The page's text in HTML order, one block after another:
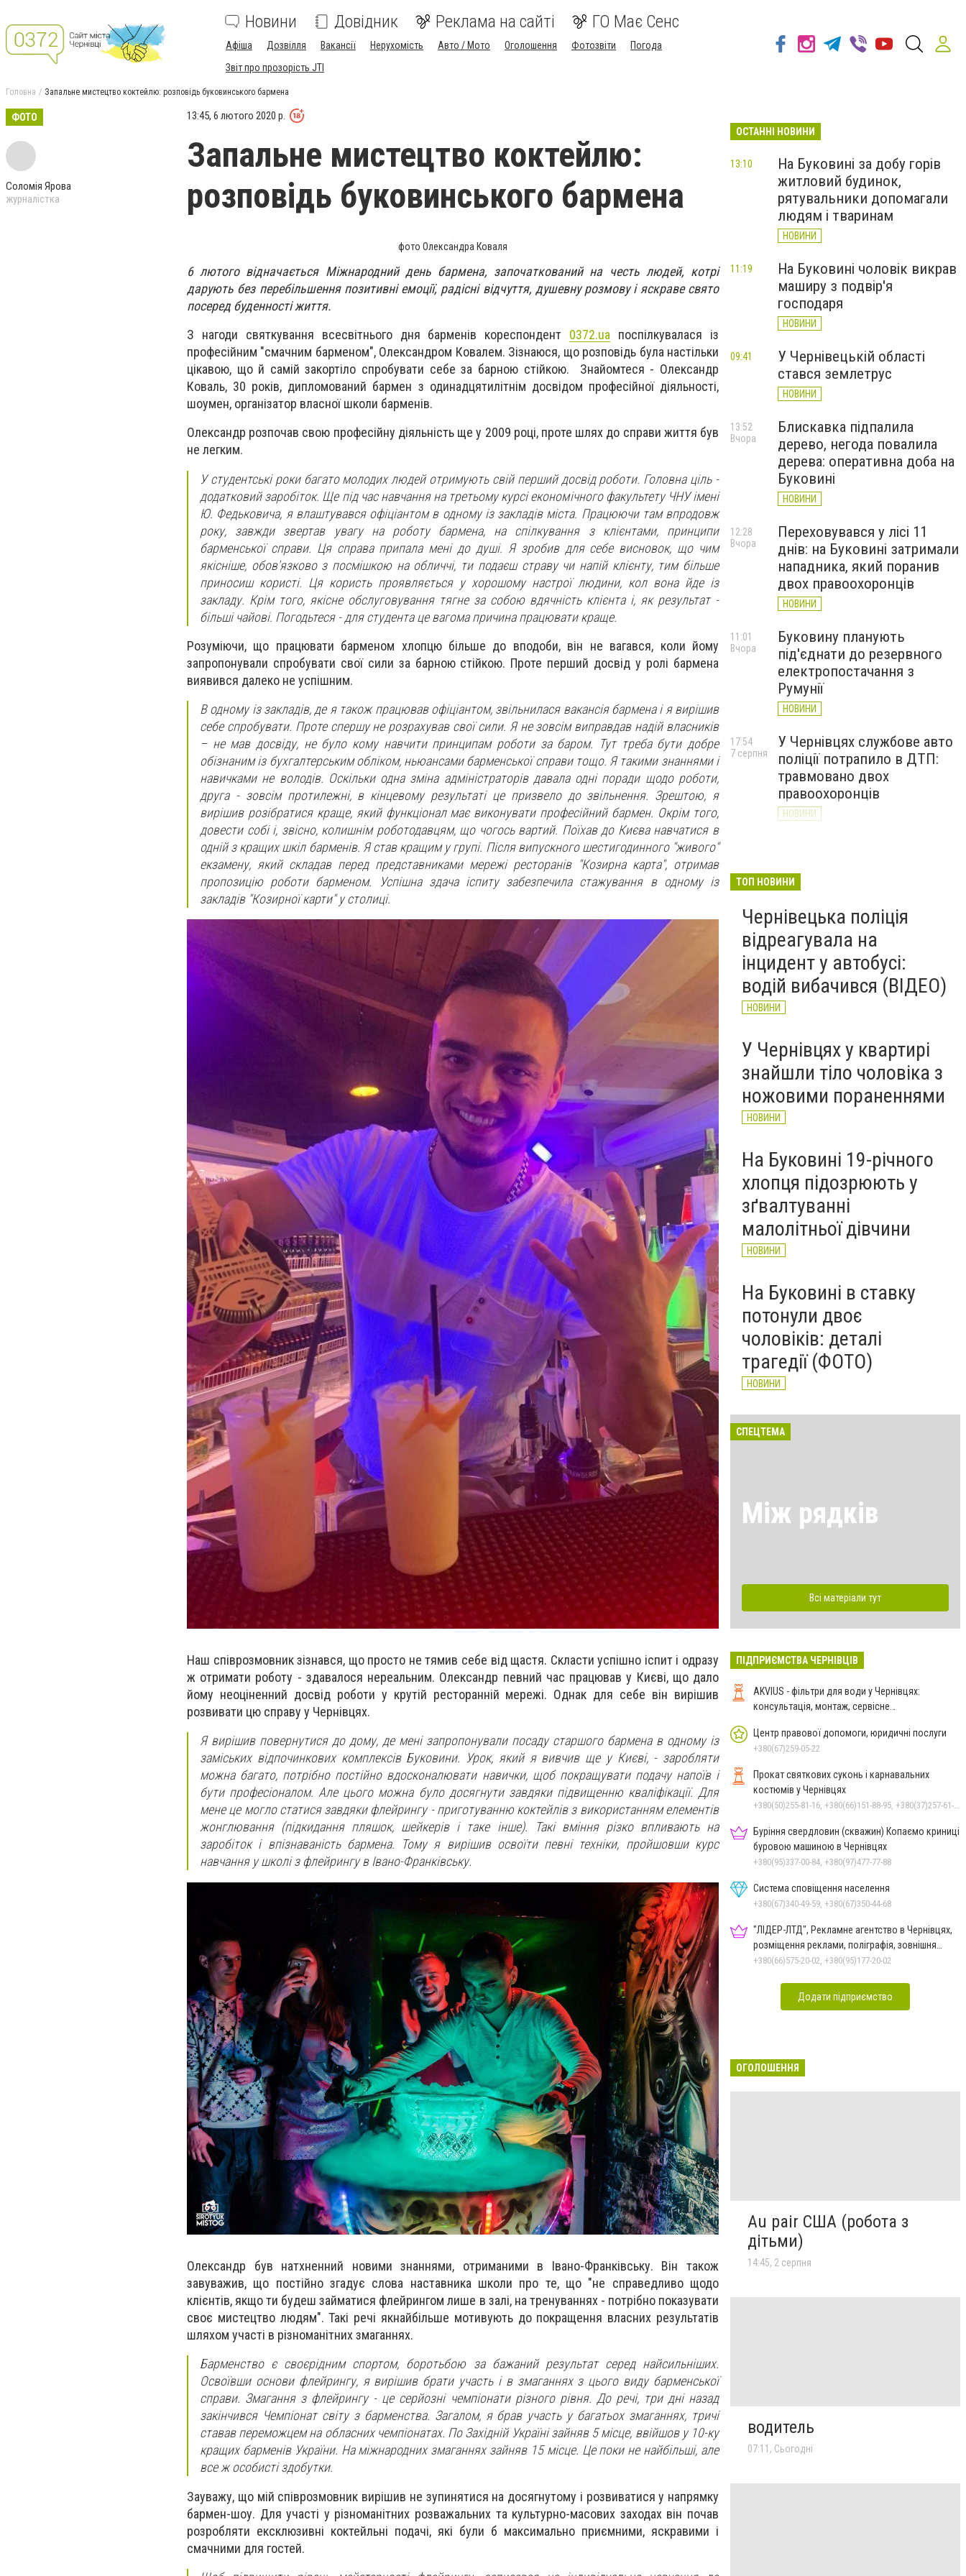
Новини Довідник Реклама на сайті ГО Має Сенс
Афіша Дозвілля Вакансії Нерухомість Авто / Мото Оголошення Фотозвіти
Погода
Звіт про прозорість JTI
Головна Запальне мистецтво коктейлю: розповідь буковинського бармена
ФОТО
Соломія Ярова
журналістка
13:45, 6 лютого 2020 р.
Запальне мистецтво коктейлю:
розповідь буковинського бармена
фото Олександра Коваля
6 лютого відначається Міжнародний день бармена, започаткований на честь людей, котрі
дарують без перебільшення позитивні емоції, радісні відчуття, душевну розмову і яскраве свято
посеред буденності життя.
З нагоди святкування всесвітнього дня барменів кореспондент 0372.ua поспілкувалася із
професійним "смачним барменом", Олександром Ковалем. Зізнаюся, що розповідь була настільки
цікавою, що й самій закортіло спробувати себе за барною стійкою. Знайомтеся - Олександр
Коваль, 30 років, дипломований бармен з одинадцятилітнім досвідом професійної діяльності,
шоумен, організатор власної школи барменів.
Олександр розпочав свою професійну діяльність ще у 2009 році, проте шлях до справи життя був
не легким.
У студентські роки багато молодих людей отримують свій перший досвід роботи. Головна ціль -
додатковий заробіток. Ще під час навчання на третьому курсі економічного факультету ЧНУ імені
Ю. Федьковича, я влаштувався офіціантом в одному із закладів міста. Працюючи там впродовж
року, завжди звертав увагу на роботу бармена, на спілкування з клієнтами, принципи
барменської справи. Ця справа припала мені до душі. Я зробив для себе висновок, що чим
якісніше, обов'язково з посмішкою на обличчі, ти подаєш страву чи напій клієнту, тим більше
приносиш користі. Ця користь проявляється у хорошому настрої людини, кол вона йде із
закладу. Крім того, якісне обслуговування тягне за собою вдячність клієнта і, як результат -
більші чайові. Погодьтеся - для студента це вагома причина працювати краще.
Розуміючи, що працювати барменом хлопцю більше до вподоби, він не вагався, коли йому
запропонували спробувати свої сили за барною стійкою. Проте перший досвід у ролі бармена
виявився далеко не успішним.
В одному із закладів, де я також працював офіціантом, звільнилася вакансія бармена і я вирішив
себе спробувати. Проте спершу не розрахував свої сили. Я не зовсім виправдав надій власників
– не мав досвіду, не було кому навчити принципам роботи за баром. Тут треба бути добре
обізнаним із бухгалтерським обліком, ньюансами барменської справи тощо. Я такими знаннями і
навичками не володів. Оскільки одна зміна адміністраторів давала одні поради щодо роботи,
друга - зовсім протилежні, в кінцевому результаті це призвело до звільнення. Зрештою, я
вирішив розібратися краще, який функціонал має виконувати професійний бармен. Окрім того,
довести собі і, звісно, колишнім роботодавцям, що чогось вартий. Поїхав до Києва навчатися в
одній з кращих шкіл барменів. Я став кращим у групі. Після випускного шестигодинного "живого"
екзамену, який складав перед представниками мережі ресторанів "Козирна карта", отримав
пропозицію роботи барменом. Успішна здача іспиту забезпечила стажування в одному із
закладів "Козирної карти" у столиці.
Наш співрозмовник зізнався, що просто не тямив себе від щастя. Скласти успішно іспит і одразу
ж отримати роботу - здавалося нереальним. Олександр певний час працював у Києві, що дало
йому неоціненний досвід роботи у крутій ресторанній мережі. Однак для себе він вирішив
розвивати цю справу у Чернівцях.
Я вирішив повернутися до дому, де мені запропонували посаду старшого бармена в одному із
заміських відпочинкових комплексів Буковини. Урок, який я вивчив ще у Києві, - заробляти
можна багато, потрібно постійно вдосконалювати навички, щоб покращувати подачу напоїв і
бути професіоналом. Але цього можна було досягнути завдяки підвищенню кваліфікації. Для
мене це могло статися завдяки флейрингу - приготуванню коктейлів з використанням елементів
жонглювання (підкидання пляшок, шейкерів і таке інше). Такі вміння різко впливають на
заробіток і впізнаваність бармена. Тому я вирішив освоїти певні техніки, пройшовши курс
навчання у школі з флейрингу в Івано-Франківську.
Олександр був натхненний новими знаннями, отриманими в Івано-Франківську. Він також
завуважив, що постійно згадує слова наставника школи про те, що "не справедливо щодо
клієнтів, якщо ти будеш займатися флейрингом лише в залі, на тренуваннях - потрібно показувати
своє мистецтво людям". Такі речі якнайбільше мотивують до покращення власних результатів
шляхом участі в різноманітних змаганнях.
Барменство є своєрідним спортом, боротьбою за бажаний результат серед найсильніших.
Освоївши основи флейрингу, я вирішив брати участь і в змаганнях з цього виду барменської
справи. Змагання з флейрингу - це серйозні чемпіонати різного рівня. До речі, три дні назад
закінчився Чемпіонат світу з барменства. Загалом, я брав участь у багатьох змаганнях, тричі
ставав переможцем на обласних чемпіонатах. По Західній Україні зайняв 5 місце, ввійшов у 10-ку
кращих барменів України. На міжнародних змаганнях зайняв 15 місце. Це поки не найбільші, але
все ж особисті здобутки.
Зауважу, що мій співрозмовник вирішив не зупинятися на досягнутому і розвиватися у напрямку
бармен-шоу. Для участі у різноманітних розважальних та культурно-масових заходах він почав
розробляти ексклюзивні коктейльні подачі, які були б максимально приємними, яскравими і
смачними для гостей.
ОСТАННІ НОВИНИ
На Буковині за добу горів
житловий будинок,
рятувальники допомагали
людям і тваринам
НОВИНИ
13:10
На Буковині чоловік викрав
маширу з подвір'я
господаря
НОВИНИ
11:19
У Чернівецькій області
стався землетрус
НОВИНИ
09:41
Блискавка підпалила
дерево, негода повалила
дерева: оперативна доба на
Буковині
НОВИНИ
13:52
Вчора
Переховувався у лісі 11
днів: на Буковині затримали
нападника, який поранив
двох правоохоронців
НОВИНИ
12:28
Вчора
Буковину планують
під'єднати до резервного
електропостачання з
Румунії
НОВИНИ
11:01
Вчора
У Чернівцях службове авто
поліції потрапило в ДТП:
травмовано двох
правоохоронців
НОВИНИ
17:54
7 серпня
прикордонника Романа
НОВИНИ
ТОП НОВИНИ
Чернівецька поліція
відреагувала на
інцидент у автобусі:
водій вибачився (ВІДЕО)
НОВИНИ
У Чернівцях у квартирі
знайшли тіло чоловіка з
ножовими пораненнями
НОВИНИ
На Буковині 19-річного
хлопця підозрюють у
зґвалтуванні
малолітньої дівчини
НОВИНИ
На Буковині в ставку
потонули двоє
чоловіків: деталі
трагедії (ФОТО)
НОВИНИ
СПЕЦТЕМА
Між рядків
Всі матеріали тут
ПІДПРИЄМСТВА ЧЕРНІВЦІВ
AKVIUS - фільтри для води у Чернівцях:
консультація, монтаж, сервісне
Центр правової допомоги, юридичні послуги
+380(67)259-05-22
Прокат святкових суконь і карнавальних
костюмів у Чернівцях
Буріння свердловин (скважин) Копаємо криниці
буровою машиною в Чернівцях
+380(95)337-00-84, +380(97)477-77-88
Система сповіщення населення
+380(67)340-49-59, +380(67)350-44-68
"ЛІДЕР-ЛТД", Рекламне агентство в Чернівцях,
розміщення реклами, поліграфія, зовнішня
реклама
+380(66)575-20-02, +380(95)177-20-02
Додати підприємство
ОГОЛОШЕННЯ
Au pair США (робота з
дітьми)
14:45, 2 серпня
водитель
07:11, Сьогодні